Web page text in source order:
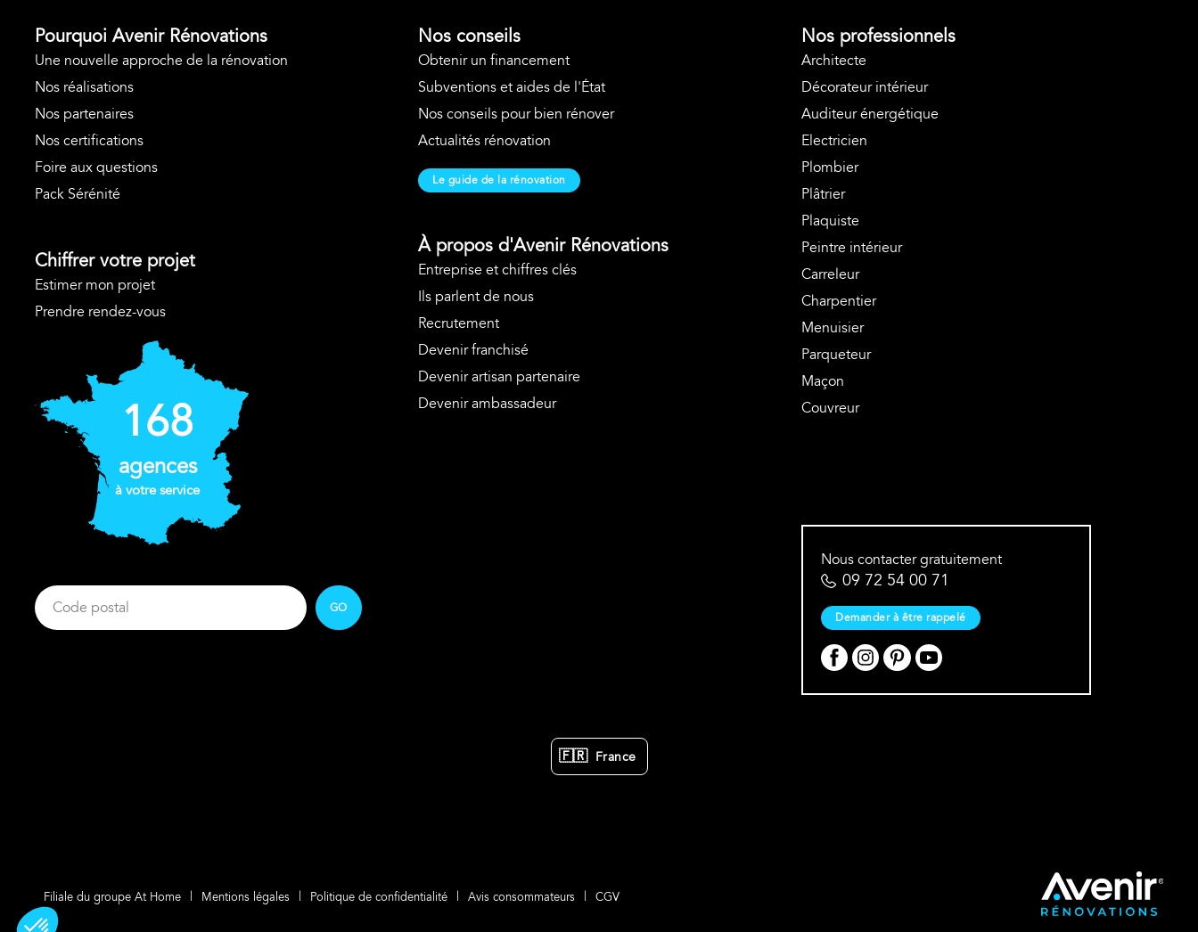
Pourquoi Avenir Rénovations
Une nouvelle approche de la rénovation
Nos réalisations
Nos partenaires
Nos certifications
Foire aux questions
Pack Sérénité
Chiffrer votre projet
Estimer mon projet
Prendre rendez-vous
168
agences
à votre service
GO
Nos conseils
Obtenir un financement
Subventions et aides de l'État
Nos conseils pour bien rénover
Actualités rénovation
Le guide de la rénovation
À propos d'Avenir Rénovations
Entreprise et chiffres clés
Ils parlent de nous
Recrutement
Devenir franchisé
Devenir artisan partenaire
Devenir ambassadeur
Nos professionnels
Architecte
Décorateur intérieur
Auditeur énergétique
Electricien
Plombier
Plâtrier
Plaquiste
Peintre intérieur
Carreleur
Charpentier
Menuisier
Parqueteur
Maçon
Couvreur
Nous contacter gratuitement
09 72 54 00 71
Demander à être rappelé
🇫🇷 France
Filiale du groupe At Home Mentions légales Politique de confidentialité Avis consommateurs CGV